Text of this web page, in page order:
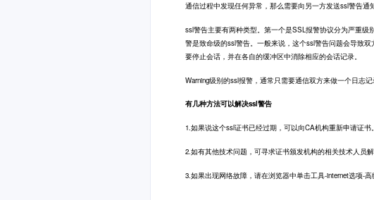
通信过程中发现任何异常，那么需要向另一方发送ssl警告通知
ssl警告主要有两种类型。第一个是SSL报警协议分为严重级
警是致命级的ssl警告。一般来说，这个ssl警告问题会导致
要停止会话，并在各自的缓冲区中消除相应的会话记录。
Warning级别的ssl报警，通常只需要通信双方来做一个日志
有几种方法可以解决ssl警告
1.如果说这个ssl证书已经过期，可以向CA机构重新申请证书。
2.如有其他技术问题，可寻求证书颁发机构的相关技术人员解
3.如果出现网络故障，请在浏览器中单击工具-internet选项-